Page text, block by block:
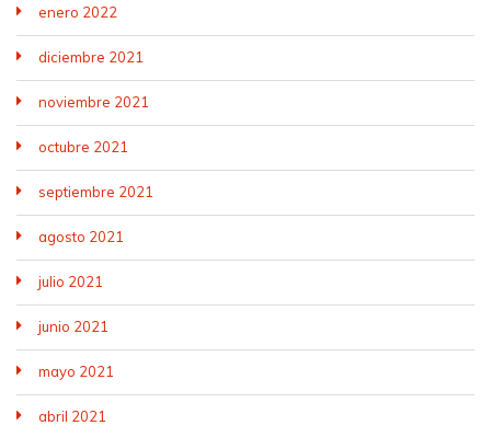
enero 2022
diciembre 2021
noviembre 2021
octubre 2021
septiembre 2021
agosto 2021
julio 2021
junio 2021
mayo 2021
abril 2021